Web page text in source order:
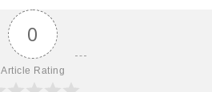
0
Article Rating